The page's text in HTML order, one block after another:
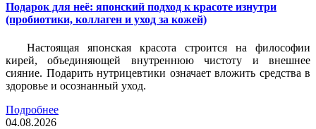
Подарок для неё: японский подход к красоте изнутри
(пробиотики, коллаген и уход за кожей)
Настоящая японская красота строится на философии
кирей, объединяющей внутреннюю чистоту и внешнее
сияние. Подарить нутрицевтики означает вложить средства в
здоровье и осознанный уход.
Подробнее
04.08.2026